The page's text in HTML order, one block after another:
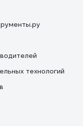
технологий